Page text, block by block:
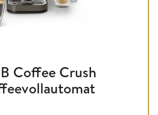
Coffee Crush